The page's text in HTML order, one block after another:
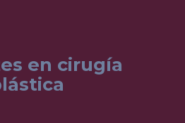
en cirugía